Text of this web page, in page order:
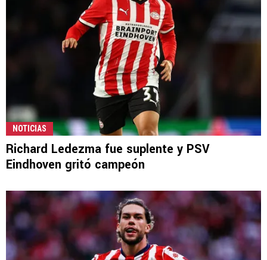
NOTICIAS
Richard Ledezma fue suplente y PSV
Eindhoven gritó campeón